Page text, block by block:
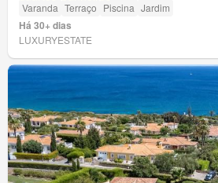
Varanda Terraço Piscina Jardim
Há 30+ dias
LUXURYESTATE